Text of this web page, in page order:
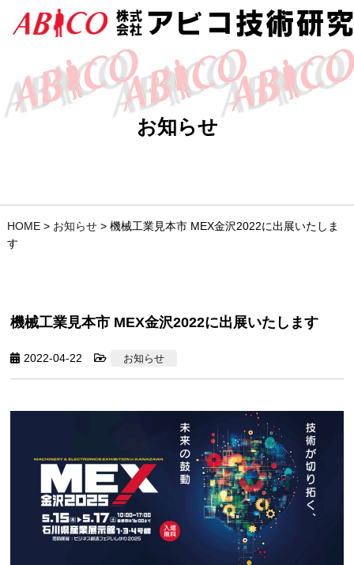
お知らせ
HOME> お知らせ> 機械工業見本市 MEX金沢2022に出展いたしま
す
機械工業見本市 MEX金沢2022に出展いたします
2022-04-22 お知らせ